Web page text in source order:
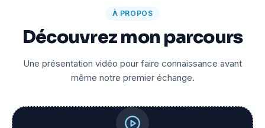
À PROPOS
Découvrez mon parcours
Une présentation vidéo pour faire connaissance avant
même notre premier échange.